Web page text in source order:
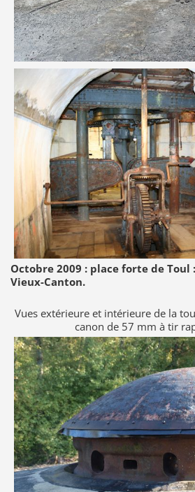
Octobre 2009 : place forte de Toul
Vieux-Canton.
Vues extérieure et intérieure de la
canon de 57 mm à tir